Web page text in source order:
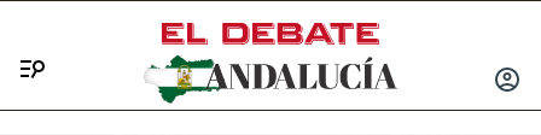
INICIAR